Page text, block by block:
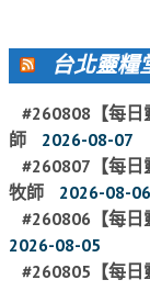
活動影音
活動影音
活動影音
活動影音
活動影音
活動影音
台北靈糧
#260808【每日
師
2026-08-07
#260807【每日
牧師
2026-08-06
#260806【每日
2026-08-05
#260805【每日